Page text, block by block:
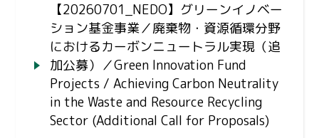
【20260701_NEDO】グリーンイノベー
ション基金事業／廃棄物・資源循環分野
におけるカーボンニュートラル実現（追
加公募）／Green Innovation Fund
Projects / Achieving Carbon Neutrality
in the Waste and Resource Recycling
Sector (Additional Call for Proposals)